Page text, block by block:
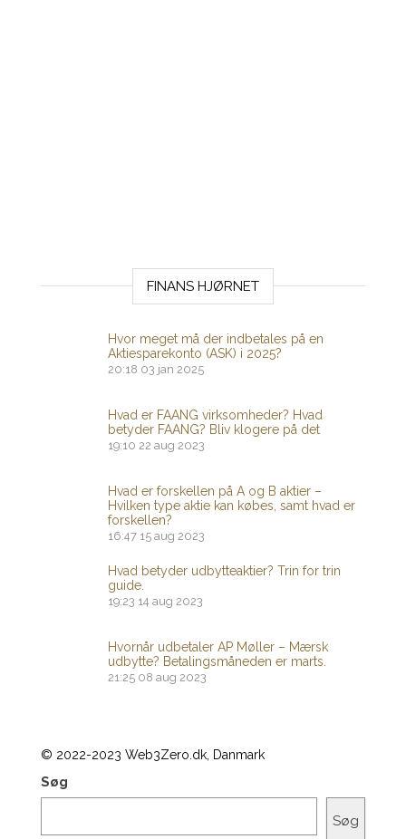
FINANS HJØRNET
Hvor meget må der indbetales på en
Aktiesparekonto (ASK) i 2025?
20:18 03 jan 2025
Hvad er FAANG virksomheder? Hvad
betyder FAANG? Bliv klogere på det
19:10 22 aug 2023
Hvad er forskellen på A og B aktier –
Hvilken type aktie kan købes, samt hvad er
forskellen?
16:47 15 aug 2023
Hvad betyder udbytteaktier? Trin for trin
guide.
19:23 14 aug 2023
Hvornår udbetaler AP Møller – Mærsk
udbytte? Betalingsmåneden er marts.
21:25 08 aug 2023
© 2022-2023 Web3Zero.dk, Danmark
Søg
Søg